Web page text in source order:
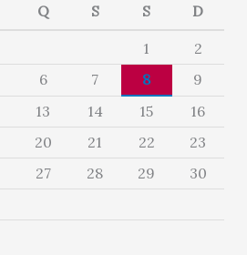
Q S S D
1
2
6 7 8
9
13 14 15
16
20 21 22
23
27 28 29
30